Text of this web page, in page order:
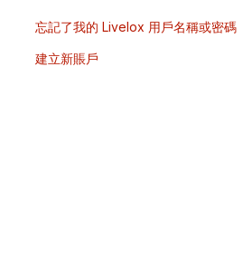
忘記了我的 Livelox 用戶名稱或密碼
建立新賬戶